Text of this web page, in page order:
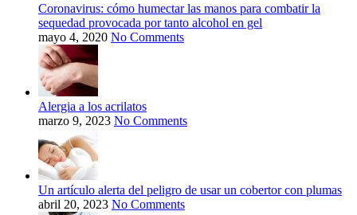
Coronavirus: cómo humectar las manos para combatir la
sequedad provocada por tanto alcohol en gel
mayo 4, 2020 No Comments
Alergia a los acrilatos
marzo 9, 2023 No Comments
Un artículo alerta del peligro de usar un cobertor con plumas
abril 20, 2023 No Comments